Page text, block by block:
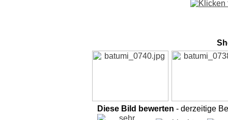
Diese Bild bewerten - derzeitige